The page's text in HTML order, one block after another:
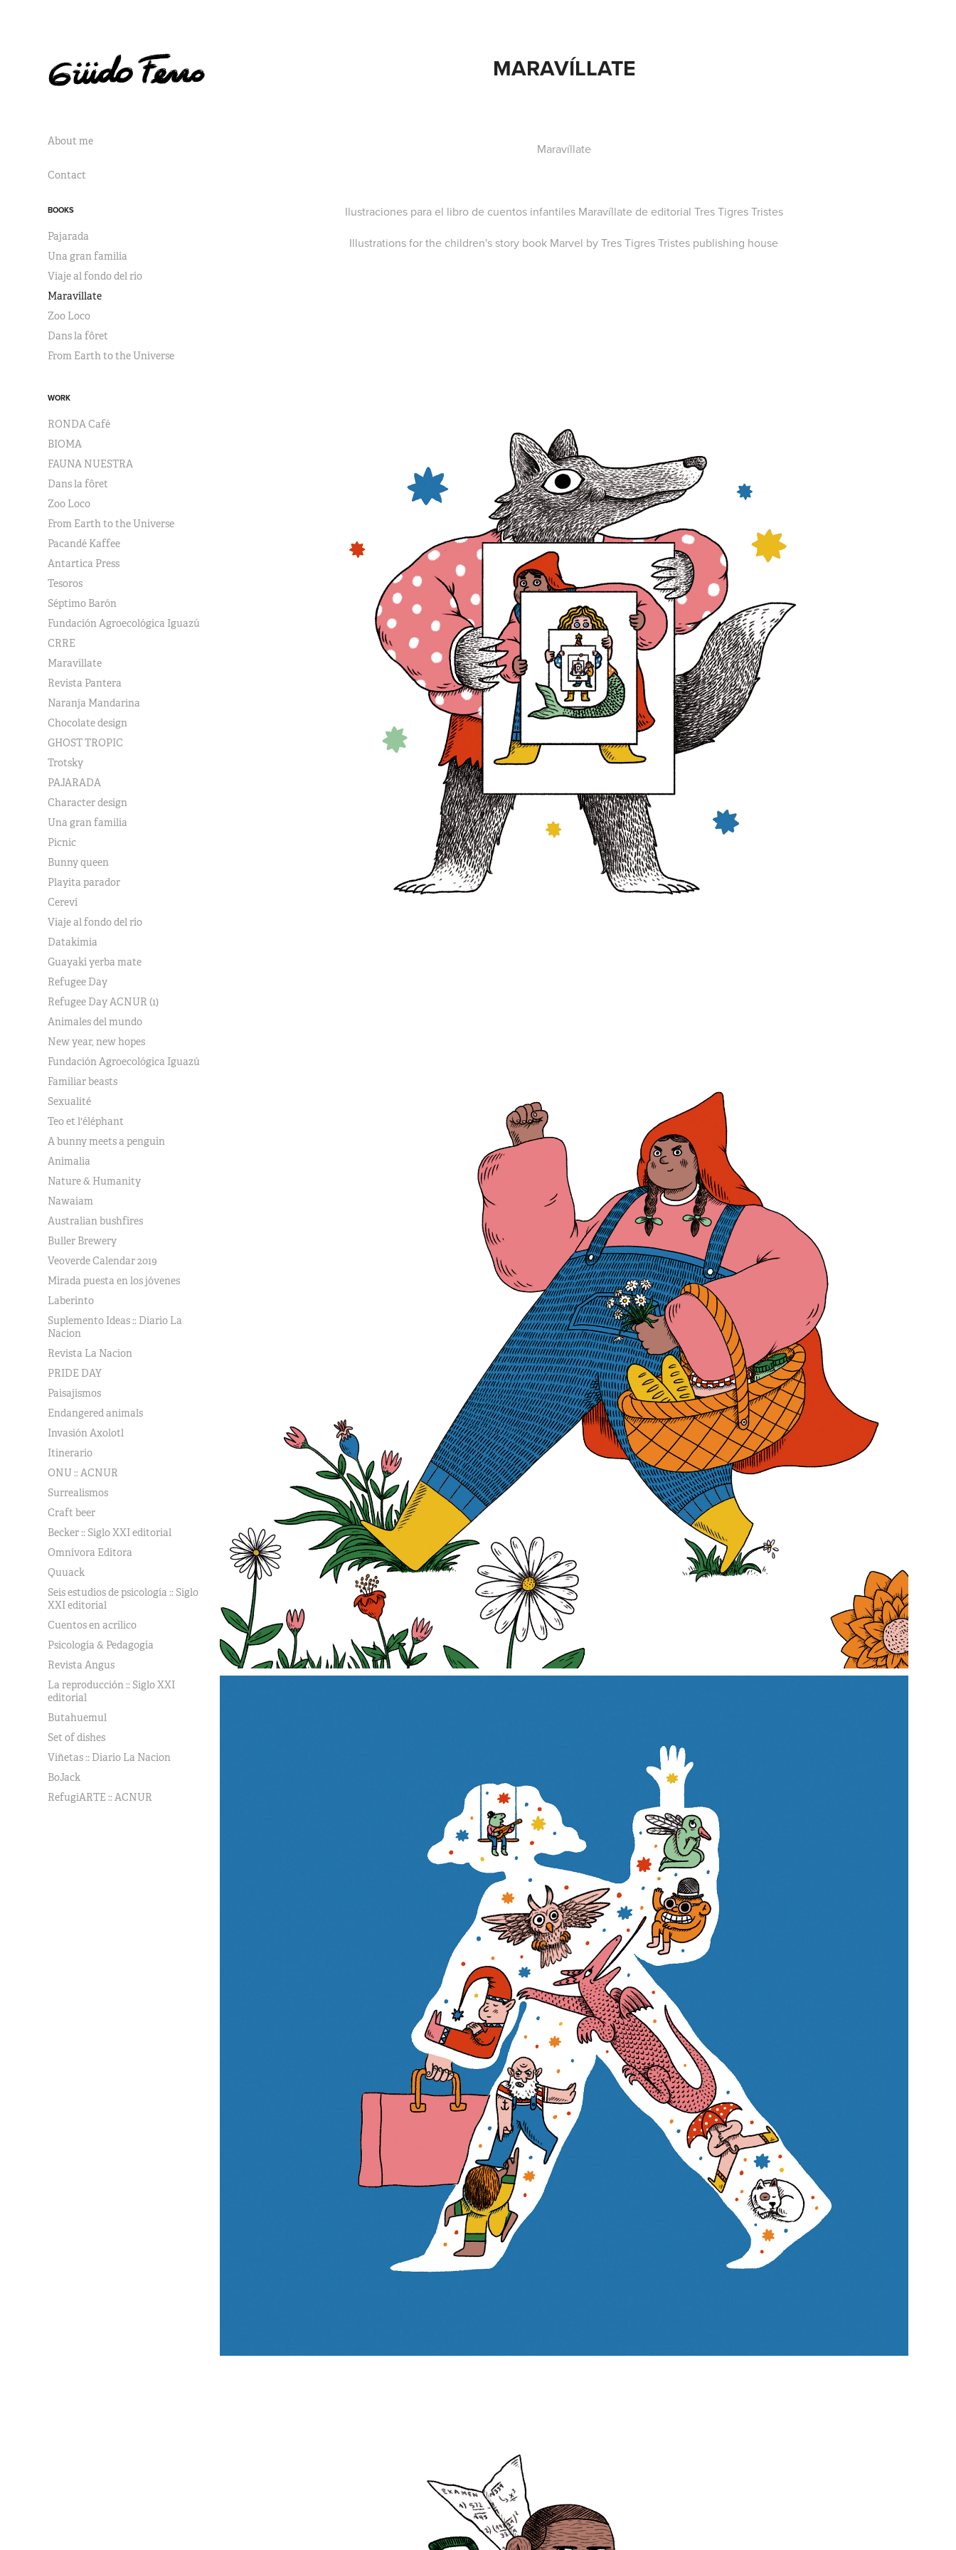
About me
Contact
BOOKS
Pajarada
Una gran familia
Viaje al fondo del río
Maravíllate
Zoo Loco
Dans la fôret
From Earth to the Universe
WORK
RONDA Café
BIOMA
FAUNA NUESTRA
Dans la fôret
Zoo Loco
From Earth to the Universe
Pacandé Kaffee
Antartica Press
Tesoros
Séptimo Barón
Fundación Agroecológica Iguazú
CRRE
Maravíllate
Revista Pantera
Naranja Mandarina
Chocolate design
GHOST TROPIC
Trotsky
PAJARADA
Character design
Una gran familia
Picnic
Bunny queen
Playita parador
Cereví
Viaje al fondo del río
Datakimia
Guayakí yerba mate
Refugee Day
Refugee Day ACNUR (1)
Animales del mundo
New year, new hopes
Fundación Agroecológica Iguazú
Familiar beasts
Sexualité
Teo et l'éléphant
A bunny meets a penguin
Animalia
Nature & Humanity
Nawaiam
Australian bushfires
Buller Brewery
Veoverde Calendar 2019
Mirada puesta en los jóvenes
Laberinto
Suplemento Ideas :: Diario La
Nacion
Revista La Nacion
PRIDE DAY
Paisajismos
Endangered animals
Invasión Axolotl
Itinerario
ONU :: ACNUR
Surrealismos
Craft beer
Becker :: Siglo XXI editorial
Omnívora Editora
Quuack
Seis estudios de psicología :: Siglo
XXI editorial
Cuentos en acrílico
Psicología & Pedagogía
Revista Angus
La reproducción :: Siglo XXI
editorial
Butahuemul
Set of dishes
Viñetas :: Diario La Nacion
BoJack
RefugiARTE :: ACNUR
MARAVÍLLATE
Maravíllate
Ilustraciones para el libro de cuentos infantiles Maravíllate de editorial Tres Tigres Tristes
Illustrations for the children's story book Marvel by Tres Tigres Tristes publishing house​​​​​​​